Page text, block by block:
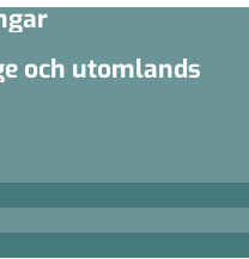
och utomlands